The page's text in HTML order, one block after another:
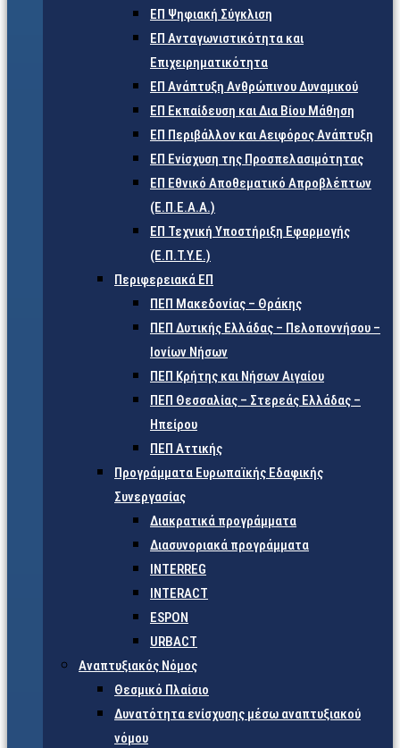
ΕΠ Ψηφιακή Σύγκλιση
ΕΠ Ανταγωνιστικότητα και
Επιχειρηματικότητα
ΕΠ Ανάπτυξη Ανθρώπινου Δυναμικού
ΕΠ Εκπαίδευση και Δια Βίου Μάθηση
ΕΠ Περιβάλλον και Αειφόρος Ανάπτυξη
ΕΠ Ενίσχυση της Προσπελασιμότητας
ΕΠ Εθνικό Αποθεματικό Απροβλέπτων
(Ε.Π.Ε.Α.Α.)
ΕΠ Τεχνική Υποστήριξη Εφαρμογής
(Ε.Π.Τ.Υ.Ε.)
Περιφερειακά ΕΠ
ΠΕΠ Μακεδονίας – Θράκης
ΠΕΠ Δυτικής Ελλάδας – Πελοποννήσου –
Ιονίων Νήσων
ΠΕΠ Κρήτης και Νήσων Αιγαίου
ΠΕΠ Θεσσαλίας – Στερεάς Ελλάδας –
Ηπείρου
ΠΕΠ Αττικής
Προγράμματα Ευρωπαϊκής Εδαφικής
Συνεργασίας
Διακρατικά προγράμματα
Διασυνοριακά προγράμματα
INTERREG
INTERACT
ESPON
URBACT
Αναπτυξιακός Νόμος
Θεσμικό Πλαίσιο
Δυνατότητα ενίσχυσης μέσω αναπτυξιακού
νόμου